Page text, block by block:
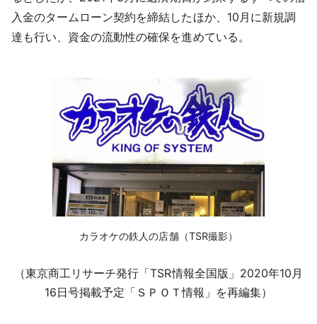
入金のタームローン契約を締結したほか、10月に新規調
達も行い、資金の流動性の確保を進めている。
‌カラオケの鉄人の店舗（TSR撮影）
（東京商工リサーチ発行「TSR情報全国版」2020年10月
16日号掲載予定「ＳＰＯＴ情報」を再編集）